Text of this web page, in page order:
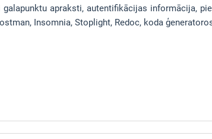
apraksti, autentifikācijas informācija,
Insomnia, Stoplight, Redoc, koda